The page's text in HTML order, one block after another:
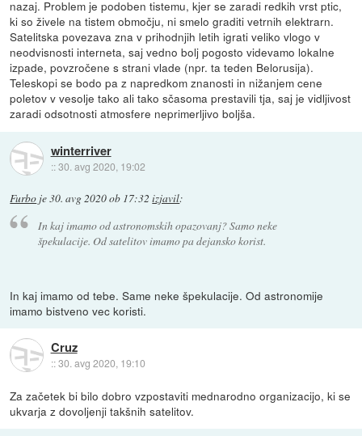
nazaj. Problem je podoben tistemu, kjer se zaradi redkih vrst ptic,
ki so živele na tistem območju, ni smelo graditi vetrnih elektrarn.
Satelitska povezava zna v prihodnjih letih igrati veliko vlogo v
neodvisnosti interneta, saj vedno bolj pogosto videvamo lokalne
izpade, povzročene s strani vlade (npr. ta teden Belorusija).
Teleskopi se bodo pa z napredkom znanosti in nižanjem cene
poletov v vesolje tako ali tako sčasoma prestavili tja, saj je vidljivost
zaradi odsotnosti atmosfere neprimerljivo boljša.
winterriver
::30. avg 2020, 19:02
Furbo je30. avg 2020 ob 17:32 izjavil:
In kaj imamo od astronomskih opazovanj? Samo neke
špekulacije. Od satelitov imamo pa dejansko korist.
In kaj imamo od tebe. Same neke špekulacije. Od astronomije
imamo bistveno vec koristi.
Cruz
::30. avg 2020, 19:10
Za začetek bi bilo dobro vzpostaviti mednarodno organizacijo, ki se
ukvarja z dovoljenji takšnih satelitov.